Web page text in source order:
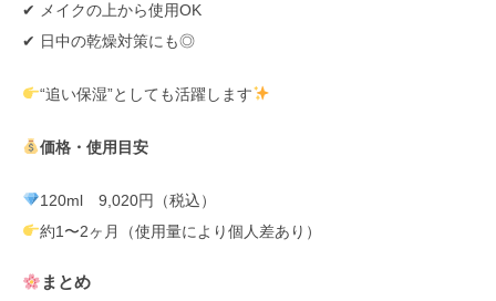
✔ メイクの上から使用OK
✔ 日中の乾燥対策にも◎
“追い保湿”としても活躍します
価格・使用目安
120ml 9,020円（税込）
約1〜2ヶ月（使用量により個人差あり）
まとめ